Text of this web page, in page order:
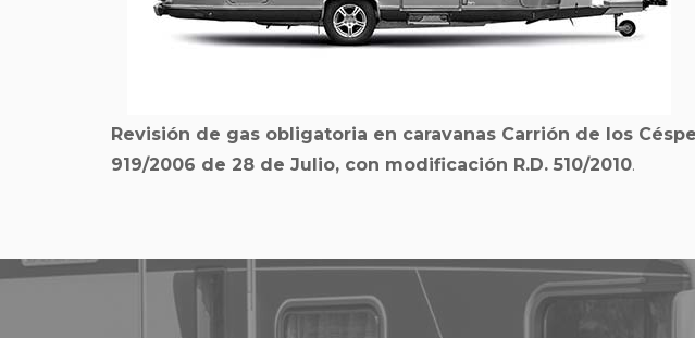
Revisión de gas obligatoria en caravanas Carrión de los
919/2006 de 28 de Julio, con modificación R.D. 510/2010.